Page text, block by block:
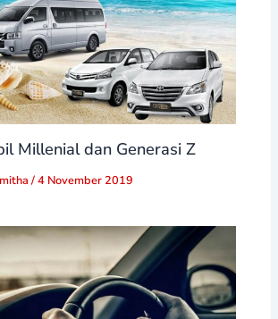
Millenial dan Generasi Z
/4 November 2019